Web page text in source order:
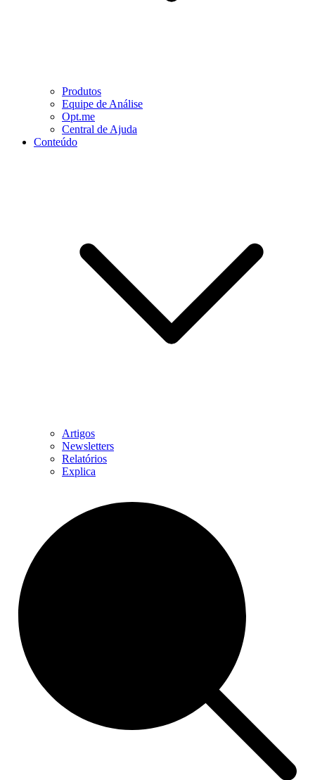
Produtos
Equipe de Análise
Opt.me
Central de Ajuda
Conteúdo
Artigos
Newsletters
Relatórios
Explica